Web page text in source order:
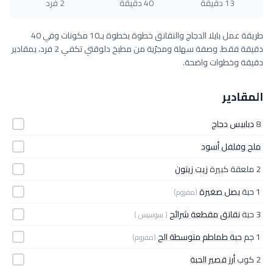
طريقة عمل بايلا الدجاج والنقانق خطوة بخطوة بـ10 مكونات وفي 40
دقيقة فقط. وصفة سهلة ومجرّبة من مطبخ دلوقتي تكفي 2 فرد، بمقادير
دقيقة وخطوات واضحة.
المقادير
8دبابيس دجاج
ملح وفلفل أسود
2 ملعقة كبيرة
زيت زيتون
1 حبة
بصل صغيرة(مفروم)
3 حبة نقانق مقطعة شرائح( سوسيس )
1 جم حبة طماطم متوسطة الح(مفروم)
2 كوب
أرز قصير الحبة